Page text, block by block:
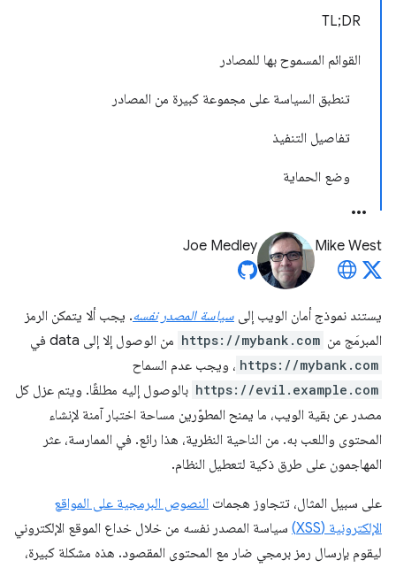
TL;DR
القوائم المسموح بها للمصادر
تنطبق السياسة على مجموعة كبيرة من المصادر
تفاصيل التنفيذ
وضع الحماية
Mike West
Joe Medley
يستند نموذج أمان الويب إلى سياسة المصدر نفسه. يجب ألا يتمكن الرمز
المبرمَج من https://mybank.com من الوصول إلا إلى data في
https://mybank.com ، ويجب عدم السماح
https://evil.example.com بالوصول إليه مطلقًا. ويتم عزل كل
مصدر عن بقية الويب، ما يمنح المطوّرين مساحة اختبار آمنة لإنشاء
المحتوى واللعب به. من الناحية النظرية، هذا رائع. في الممارسة، عثر
المهاجمون على طرق ذكية لتعطيل النظام.
على سبيل المثال، تتجاوز هجمات النصوص البرمجية على المواقع
الإلكترونية (XSS)
سياسة المصدر نفسه من خلال خداع الموقع الإلكتروني
ليقوم بإرسال رمز برمجي ضار مع المحتوى المقصود. هذه مشكلة كبيرة،